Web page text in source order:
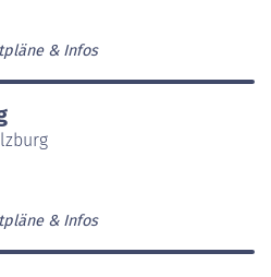
& Infos
& Infos